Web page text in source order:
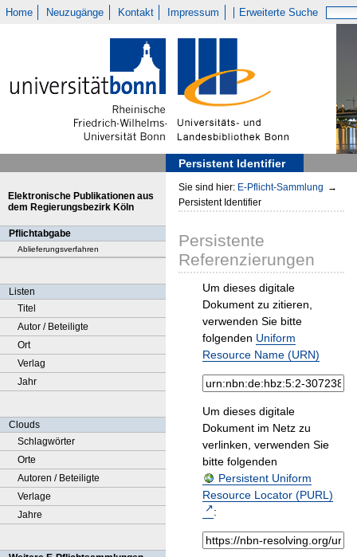
Home Neuzugänge Kontakt Impressum Erweiterte Suche
Persistent Identifier
Elektronische Publikationen aus
dem Regierungsbezirk Köln
Pflichtabgabe
Ablieferungsverfahren
Listen
Titel
Autor / Beteiligte
Ort
Verlag
Jahr
Clouds
Schlagwörter
Orte
Autoren / Beteiligte
Verlage
Jahre
Sie sind hier: E-Pflicht-Sammlung →
Persistent Identifier
Persistente
Referenzierungen
Um dieses digitale
Dokument zu zitieren,
verwenden Sie bitte
folgenden Uniform
Resource Name (URN)
Um dieses digitale
Dokument im Netz zu
verlinken, verwenden Sie
bitte folgenden
Persistent Uniform
Resource Locator (PURL)
: